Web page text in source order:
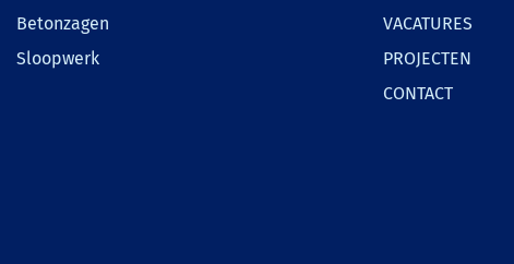
Betonzagen
Sloopwerk
VACATURES
PROJECTEN
CONTACT